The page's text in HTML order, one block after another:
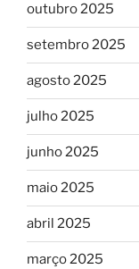
outubro 2025
setembro 2025
agosto 2025
julho 2025
junho 2025
maio 2025
abril 2025
março 2025